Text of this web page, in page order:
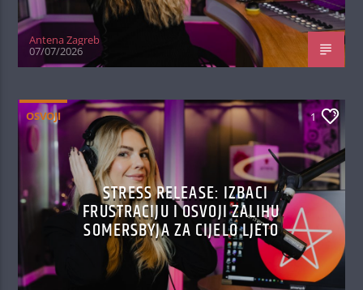
Antena Zagreb
07/07/2026
OSVOJI 1
STRESS RELEASE: IZBACI
FRUSTRACIJU I OSVOJI ZALIHU
SOMERSBYJA ZA CIJELO LJETO